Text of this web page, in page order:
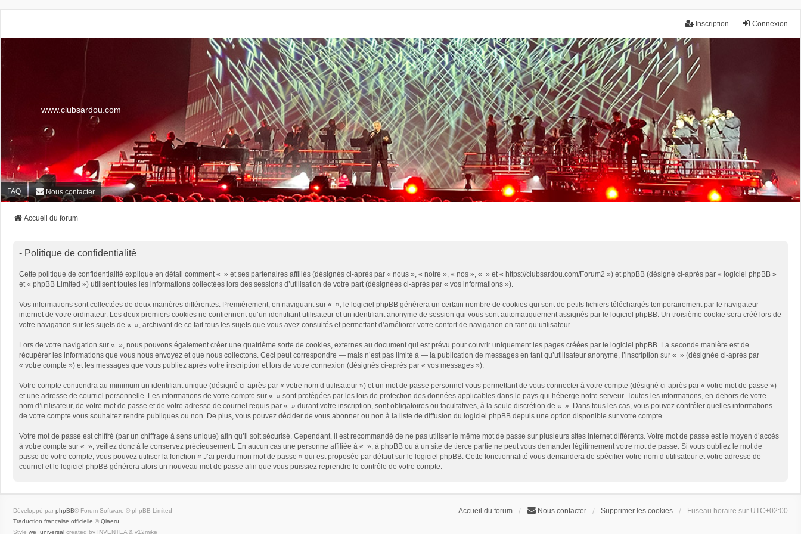
Connexion
Inscription
www.clubsardou.com
FAQ Nous contacter
Accueil du forum
- Politique de confidentialité
Cette politique de confidentialité explique en détail comment « » et ses partenaires affiliés (désignés ci-après par « nous », « notre », « nos », « » et « https://clubsardou.com/Forum2 ») et phpBB (désigné ci-après par « logiciel phpBB »
et « phpBB Limited ») utilisent toutes les informations collectées lors des sessions d’utilisation de votre part (désignées ci-après par « vos informations »).
Vos informations sont collectées de deux manières différentes. Premièrement, en naviguant sur « », le logiciel phpBB génèrera un certain nombre de cookies qui sont de petits fichiers téléchargés temporairement par le navigateur
internet de votre ordinateur. Les deux premiers cookies ne contiennent qu’un identifiant utilisateur et un identifiant anonyme de session qui vous sont automatiquement assignés par le logiciel phpBB. Un troisième cookie sera créé lors de
votre navigation sur les sujets de « », archivant de ce fait tous les sujets que vous avez consultés et permettant d’améliorer votre confort de navigation en tant qu’utilisateur.
Lors de votre navigation sur « », nous pouvons également créer une quatrième sorte de cookies, externes au document qui est prévu pour couvrir uniquement les pages créées par le logiciel phpBB. La seconde manière est de
récupérer les informations que vous nous envoyez et que nous collectons. Ceci peut correspondre — mais n’est pas limité à — la publication de messages en tant qu’utilisateur anonyme, l’inscription sur « » (désignée ci-après par
« votre compte ») et les messages que vous publiez après votre inscription et lors de votre connexion (désignés ci-après par « vos messages »).
Votre compte contiendra au minimum un identifiant unique (désigné ci-après par « votre nom d’utilisateur ») et un mot de passe personnel vous permettant de vous connecter à votre compte (désigné ci-après par « votre mot de passe »)
et une adresse de courriel personnelle. Les informations de votre compte sur « » sont protégées par les lois de protection des données applicables dans le pays qui héberge notre serveur. Toutes les informations, en-dehors de votre
nom d’utilisateur, de votre mot de passe et de votre adresse de courriel requis par « » durant votre inscription, sont obligatoires ou facultatives, à la seule discrétion de « ». Dans tous les cas, vous pouvez contrôler quelles informations
de votre compte vous souhaitez rendre publiques ou non. De plus, vous pouvez décider de vous abonner ou non à la liste de diffusion du logiciel phpBB depuis une option disponible sur votre compte.
Votre mot de passe est chiffré (par un chiffrage à sens unique) afin qu’il soit sécurisé. Cependant, il est recommandé de ne pas utiliser le même mot de passe sur plusieurs sites internet différents. Votre mot de passe est le moyen d’accès
à votre compte sur « », veillez donc à le conservez précieusement. En aucun cas une personne affiliée à « », à phpBB ou à un site de tierce partie ne peut vous demander légitimement votre mot de passe. Si vous oubliez le mot de
passe de votre compte, vous pouvez utiliser la fonction « J’ai perdu mon mot de passe » qui est proposée par défaut sur le logiciel phpBB. Cette fonctionnalité vous demandera de spécifier votre nom d’utilisateur et votre adresse de
courriel et le logiciel phpBB générera alors un nouveau mot de passe afin que vous puissiez reprendre le contrôle de votre compte.
Accueil du forum Nous contacter Supprimer les cookies Fuseau horaire sur UTC+02:00
Développé par phpBB® Forum Software © phpBB Limited
Traduction française officielle © Qiaeru
Style we_universal created by INVENTEA & v12mike